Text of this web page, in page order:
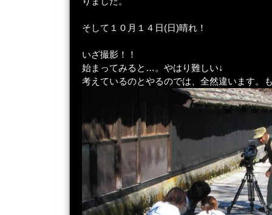
そして１０月１４日(日)晴れ！
いざ撮影！！
始まってみると…。やはり難しい↓
考えているのとやるのでは、全然違います。